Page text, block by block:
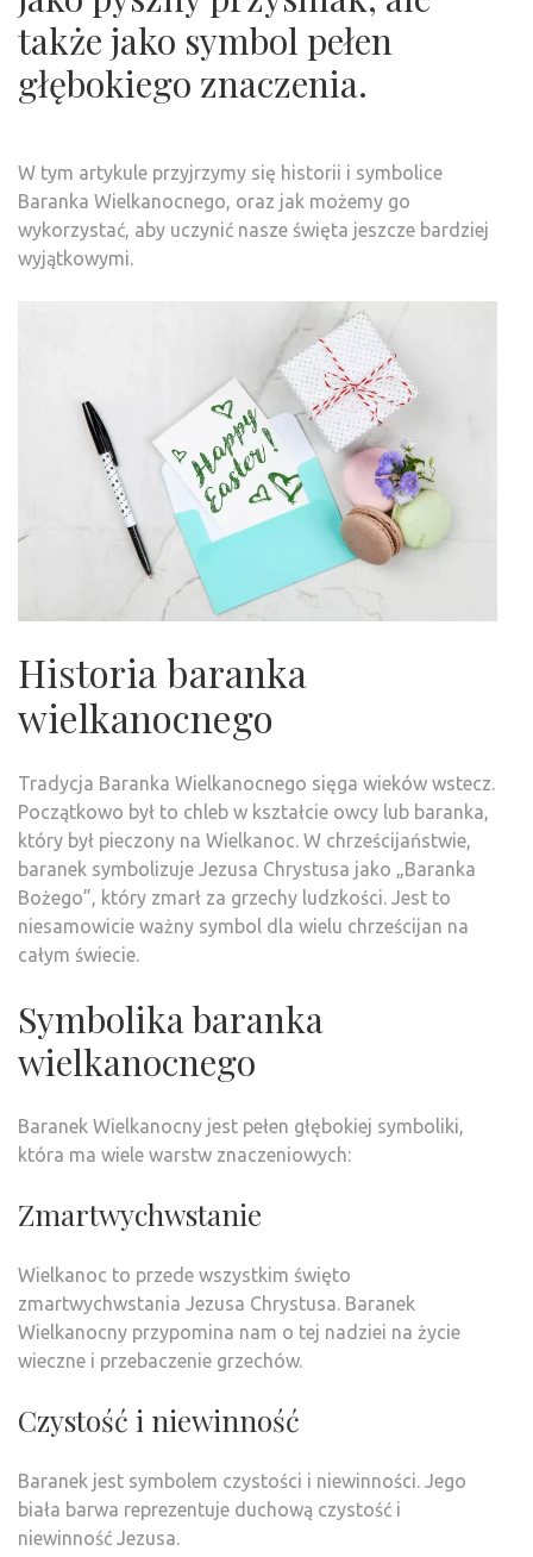
także jako symbol pełen
głębokiego znaczenia.
W tym artykule przyjrzymy się historii i symbolice
Baranka Wielkanocnego, oraz jak możemy go
wykorzystać, aby uczynić nasze święta jeszcze bardziej
wyjątkowymi.
Historia baranka
wielkanocnego
Tradycja Baranka Wielkanocnego sięga wieków wstecz.
Początkowo był to chleb w kształcie owcy lub baranka,
który był pieczony na Wielkanoc. W chrześcijaństwie,
baranek symbolizuje Jezusa Chrystusa jako „Baranka
Bożego”, który zmarł za grzechy ludzkości. Jest to
niesamowicie ważny symbol dla wielu chrześcijan na
całym świecie.
Symbolika baranka
wielkanocnego
Baranek Wielkanocny jest pełen głębokiej symboliki,
która ma wiele warstw znaczeniowych:
Zmartwychwstanie
Wielkanoc to przede wszystkim święto
zmartwychwstania Jezusa Chrystusa. Baranek
Wielkanocny przypomina nam o tej nadziei na życie
wieczne i przebaczenie grzechów.
Czystość i niewinność
Baranek jest symbolem czystości i niewinności. Jego
biała barwa reprezentuje duchową czystość i
niewinność Jezusa.